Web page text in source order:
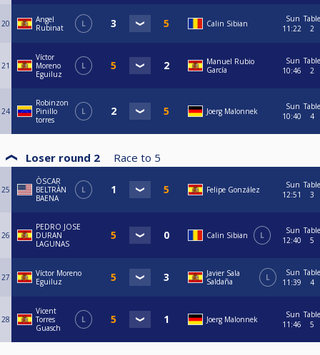
20
Angel
Rubinat
L Calin Sibian
Sun
11:22
Table
2
21
Víctor
Moreno
Eguiluz
L
Manuel Rubio
García
Sun
10:46
Table
2
24
Robinzon
Pinillo
torres
L Joerg Malonnek
Sun
10:40
Table
4
Loser round 2 Race to 5
25
ÒSCAR
BELTRÀN
BAENA
L Felipe González
Sun
12:51
Table
3
26
PEDRO JOSE
DURAN
LAGUNAS
Calin Sibian L
Sun
12:40
Table
5
27
Víctor Moreno
Eguiluz
Javier Sala
Saldaña
L
Sun
11:39
Table
4
28
Vicent
Torres
Guasch
L Joerg Malonnek
Sun
11:46
Table
5